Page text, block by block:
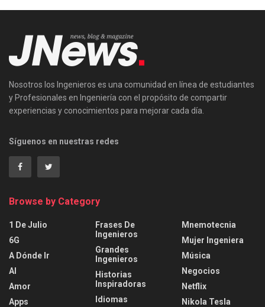
Nosotros los Ingenieros es una comunidad en línea de estudiantes
y Profesionales en Ingeniería con el propósito de compartir
experiencias y conocimientos para mejorar cada día.
Síguenos en nuestras redes
Browse by Category
1 De Julio
6G
A Dónde Ir
AI
Amor
Apps
Frases De
Ingenieros
Grandes
Ingenieros
Historias
Inspiradoras
Idiomas
Mnemotecnia
Mujer Ingeniera
Música
Negocios
Netflix
Nikola Tesla